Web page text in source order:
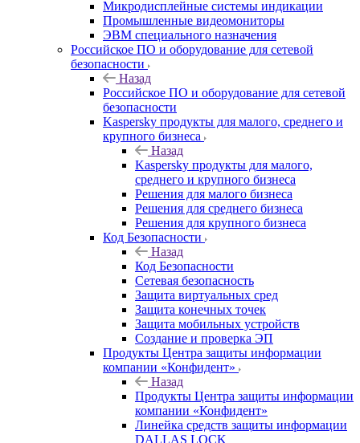
Микродисплейные системы индикации
Промышленные видеомониторы
ЭВМ специального назначения
Российское ПО и оборудование для сетевой
безопасности
Назад
Российское ПО и оборудование для сетевой
безопасности
Kaspersky продукты для малого, среднего и
крупного бизнеса
Назад
Kaspersky продукты для малого,
среднего и крупного бизнеса
Решения для малого бизнеса
Решения для среднего бизнеса
Решения для крупного бизнеса
Код Безопасности
Назад
Код Безопасности
Сетевая безопасность
Защита виртуальных сред
Защита конечных точек
Защита мобильных устройств
Создание и проверка ЭП
Продукты Центра защиты информации
компании «Конфидент»
Назад
Продукты Центра защиты информации
компании «Конфидент»
Линейка средств защиты информации
DALLAS LOCK